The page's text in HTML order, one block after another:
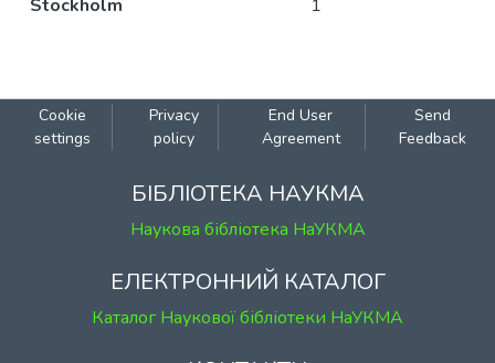
Stockholm
1
Cookie
settings
Privacy
policy
End User
Agreement
Send
Feedback
БІБЛІОТЕКА НАУКМА
Наукова бібліотека НаУКМА
ЕЛЕКТРОННИЙ КАТАЛОГ
Каталог Наукової бібліотеки НаУКМА